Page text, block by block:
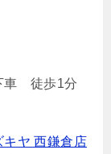
車 徒歩1分
ヤ 西鎌倉店